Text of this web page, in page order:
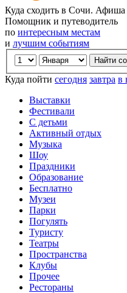
Куда сходить в Сочи. Афиша
Помощник и путеводитель
по интересным местам
и лучшим событиям
Куда пойти сегодня завтра в
Выставки
Фестивали
С детьми
Активный отдых
Музыка
Шоу
Праздники
Образование
Бесплатно
Музеи
Парки
Погулять
Туристу
Театры
Пространства
Клубы
Прочее
Рестораны